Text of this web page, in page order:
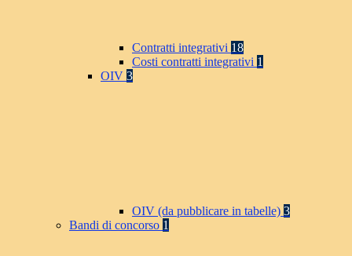
Contratti integrativi 18
Costi contratti integrativi 1
OIV 3
OIV (da pubblicare in tabelle) 3
Bandi di concorso 1